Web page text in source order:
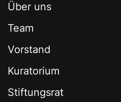
Über uns
Team
Vorstand
Kuratorium
Stiftungsrat